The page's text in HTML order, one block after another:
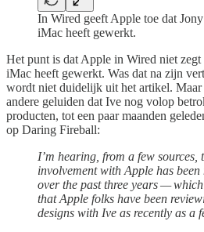
In Wired geeft Apple toe dat
iMac heeft gewerkt.
Het punt is dat Apple in Wired niet zegt
iMac heeft gewerkt. Was dat na zijn
wordt niet duidelijk uit het artikel.
andere geluiden dat Ive nog volop
producten, tot een paar maanden
op Daring Fireball:
I’m hearing, from a few sources,
involvement with Apple has
over the past three years —
that Apple folks have been
designs with Ive as recently as a